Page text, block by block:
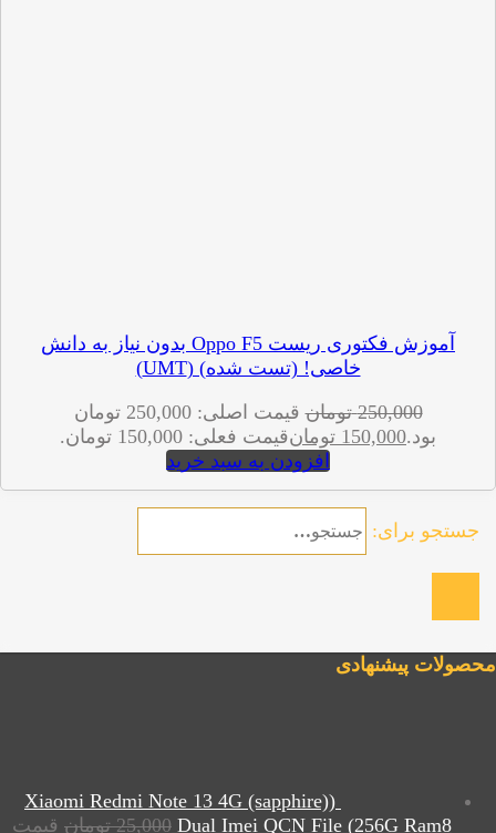
آموزش فکتوری ریست Oppo F5 بدون نیاز به دانش
خاصی! (تست شده) (UMT)
250,000 تومان
قیمت اصلی: 250,000 تومان
بود.150,000 تومانقیمت فعلی: 150,000 تومان.
افزودن به سبد خرید
جستجو برای:
محصولات پیشنهادی
(Xiaomi Redmi Note 13 4G (sapphire)
Dual Imei QCN File (256G Ram8
25,000 تومان قیمت